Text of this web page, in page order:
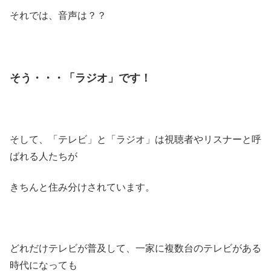
それでは、音声は？？
そう・・・「ラジオ」です！
そして、「テレビ」と「ラジオ」は視聴者やリスナーと呼
ばれる人たちが
きちんと住み分けされています。
どれだけテレビが普及して、一家に複数台のテレビがある
時代になっても